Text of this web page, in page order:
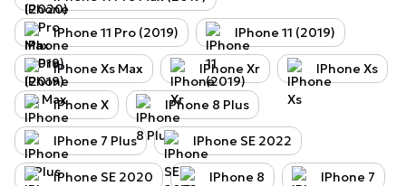
IPhone 11 Pro (2019) IPhone 11 (2019)
IPhone Xs Max IPhone Xr IPhone Xs
IPhone X IPhone 8 Plus
IPhone 7 Plus IPhone SE 2022
IPhone SE 2020 IPhone 8 IPhone 7